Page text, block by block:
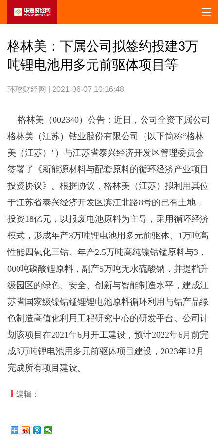
格林美：下属公司拟签约投建3万
吨锂电池用多元前驱体项目等
环球财经网 | 2021-06-07 10:16:48
格林美（002340）公告：近日，公司全资下属公司
格林美（江苏）钴业股份有限公司（以下简称“格林
美（江苏）”）与江苏省泰兴经济开发区管理委员会
签署了《新能源材料与配套原料的循环经济产业项目
投资协议》。根据协议，格林美（江苏）拟利用其位
于江苏省泰兴经济开发区滨江北路8号的已有土地，
投资18亿元，以报废电池原料为主导，采用循环经济
模式，形成年产3万吨锂电池用多元前驱体、1万吨高
性能四氧化三钴、年产2.5万吨高纯镍钴锰原料与3，
000吨磷酸锂原料，副产5万吨无水硫酸钠，并提档升
级园区的绿色、安全、创新与智能制造水平，建成江
苏省国家级镍钴锰锂锂电池原料循环利用与钴产品绿
色制造高值化利用工程研究中心的研发平台。公司计
划该项目在2021年6月开工建设，预计2022年6月前完
成3万吨锂电池用多元前驱体项目建设，2023年12月
完成所有项目建设。
编辑：